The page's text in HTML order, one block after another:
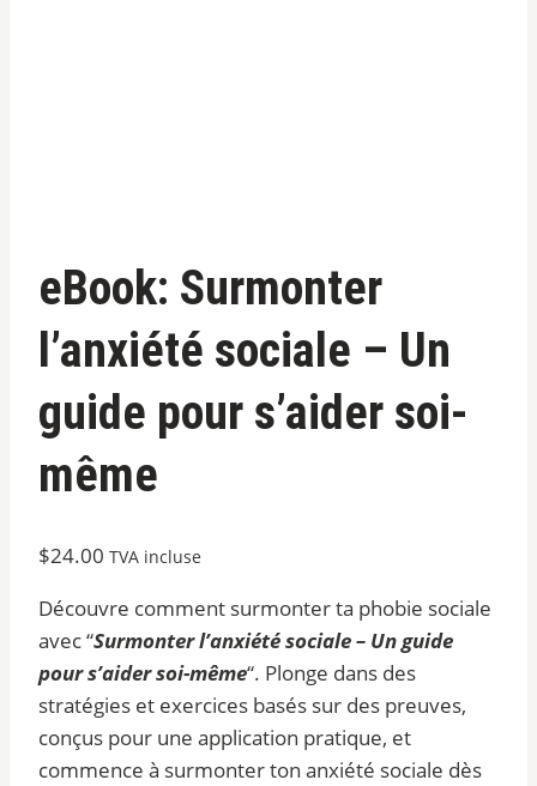
eBook: Surmonter
l’anxiété sociale – Un
guide pour s’aider soi-
même
$24.00 TVA incluse
Découvre comment surmonter ta phobie sociale
avec “Surmonter l’anxiété sociale – Un guide
pour s’aider soi-même“. Plonge dans des
stratégies et exercices basés sur des preuves,
conçus pour une application pratique, et
commence à surmonter ton anxiété sociale dès